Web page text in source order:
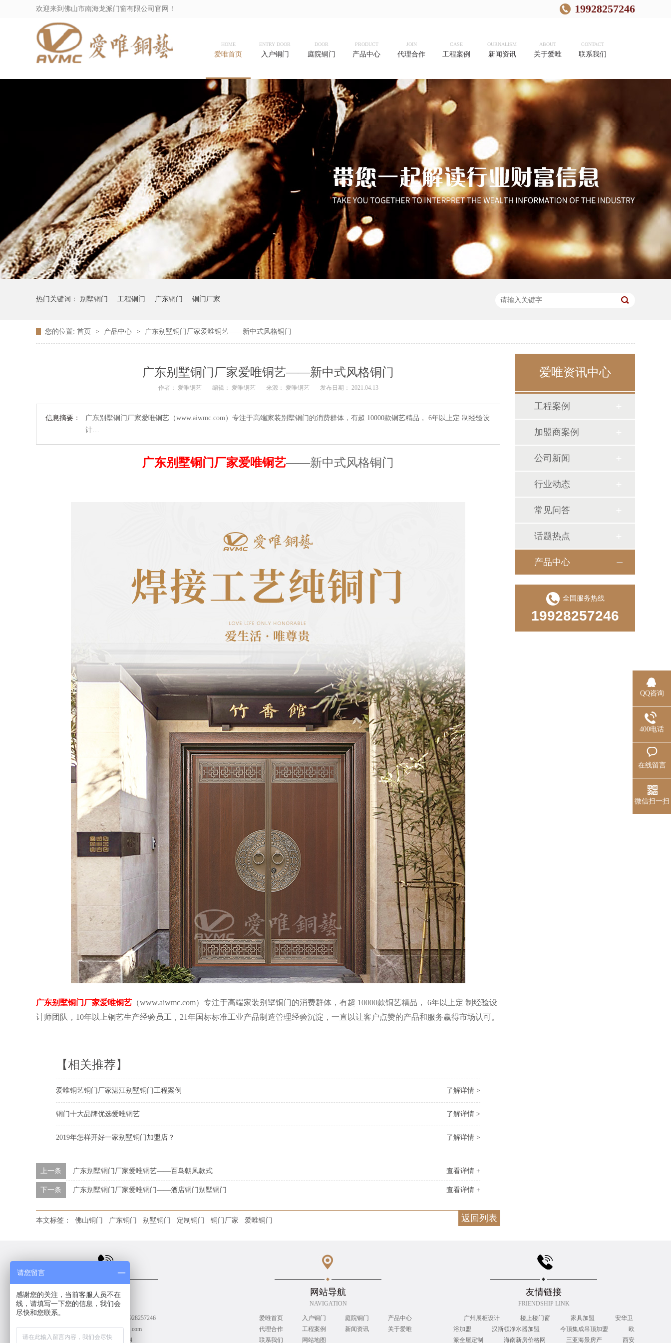
19928257246
欢迎来到佛山市南海龙派门窗有限公司官网！
HOME
爱唯首页
ENTRY DOOR
入户铜门
DOOR
庭院铜门
PRODUCT
产品中心
JOIN
代理合作
CASE
工程案例
OURNALISM
新闻资讯
ABOUT
关于爱唯
CONTACT
联系我们
热门关键词： 别墅铜门 工程铜门 广东铜门 铜门厂家
您的位置: 首页 > 产品中心 > 广东别墅铜门厂家爱唯铜艺——新中式风格铜门
广东别墅铜门厂家爱唯铜艺——新中式风格铜门
作者： 爱唯铜艺 编辑： 爱唯铜艺 来源： 爱唯铜艺 发布日期： 2021.04.13
信息摘要：
广东别墅铜门厂家爱唯铜艺（www.aiwmc.com）专注于高端家装别墅铜门的消费群体，有超 10000款铜艺精品， 6年以上定 制经验设
计…
广东别墅铜门厂家爱唯铜艺——新中式风格铜门
广东别墅铜门厂家爱唯铜艺 （www.aiwmc.com）专注于高端家装别墅铜门的消费群体，有超 10000款铜艺精品， 6年以上定 制经验设
计师团队，10年以上铜艺生产经验员工，21年国标标准工业产品制造管理经验沉淀，一直以让客户点赞的产品和服务赢得市场认可。
【相关推荐】
了解详情 >
爱唯铜艺铜门厂家湛江别墅铜门工程案例
了解详情 >
铜门十大品牌优选爱唯铜艺
了解详情 >
2019年怎样开好一家别墅铜门加盟店？
查看详情 +
上一条 广东别墅铜门厂家爱唯铜艺——百鸟朝凤款式
查看详情 +
下一条 广东别墅铜门厂家爱唯铜门——酒店铜门别墅铜门
返回列表
本文标签： 佛山铜门 广东铜门 别墅铜门 定制铜门 铜门厂家 爱唯铜门
爱唯资讯中心
工程案例
加盟商案例
公司新闻
行业动态
常见问答
话题热点
产品中心
全国服务热线
19928257246
联系我们
CONTACT US
服务热线：19928257246
19928257246
E-Mail：1417776508@qq.com
传真：0757-85607654
网站导航
NAVIGATION
爱唯首页 入户铜门 庭院铜门
产品中心
代理合作
工程案例 新闻资讯
关于爱唯
联系我们
网站地图
友情链接
FRIENDSHIP LINK
广州展柜设计 楼上楼门窗 家具加盟
安华卫
浴加盟
汉斯顿净水器加盟 今顶集成吊顶加盟
欧
派全屋定制
海南新房价格网 三亚海景房产 西安
QQ咨询
400电话
在线留言
微信扫一扫
请您留言
感谢您的关注，当前客服人员不在
线，请填写一下您的信息，我们会
尽快和您联系。